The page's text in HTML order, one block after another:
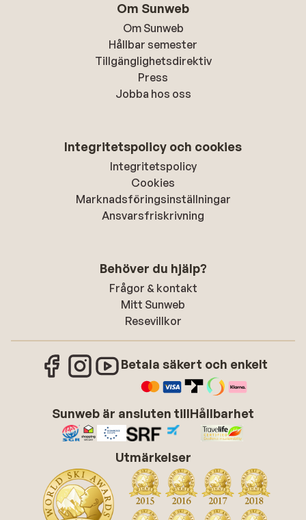
Om Sunweb
Om Sunweb
Hållbar semester
Tillgänglighetsdirektiv
Press
Jobba hos oss
Integritetspolicy och cookies
Integritetspolicy
Cookies
Marknadsföringsinställningar
Ansvarsfriskrivning
Behöver du hjälp?
Frågor & kontakt
Mitt Sunweb
Resevillkor
Betala säkert och enkelt
Sunweb är ansluten tillHållbarhet
Utmärkelser